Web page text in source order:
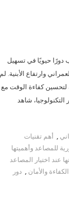
دورًا حيويًا في تسهيل
وارتفاع الأبنية.
كفاءة الوقت مع
شاهد
, أهم تقنيات
للمصاعد وأهميتها
عند اختيار المصاعد
والأمان , دور